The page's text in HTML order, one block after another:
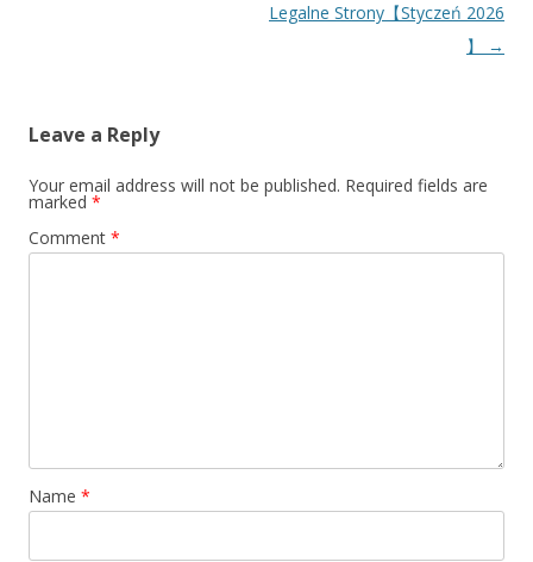
Legalne Strony【Styczeń 2026
】
→
Leave a Reply
Your email address will not be published. Required fields are
marked *
Comment *
Name *